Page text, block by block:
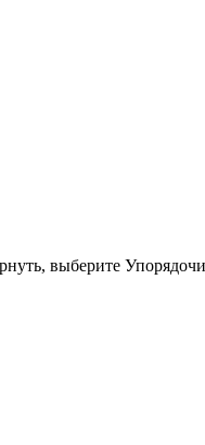
выберите